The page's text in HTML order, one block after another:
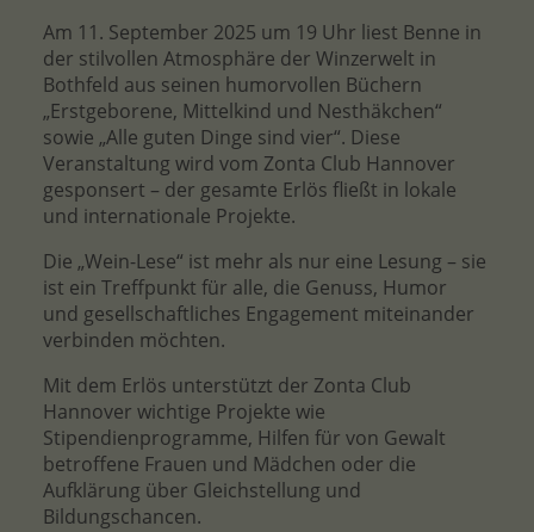
Am 11. September 2025 um 19 Uhr liest Benne in
der stilvollen Atmosphäre der Winzerwelt in
Bothfeld aus seinen humorvollen Büchern
„Erstgeborene, Mittelkind und Nesthäkchen“
sowie „Alle guten Dinge sind vier“. Diese
Veranstaltung wird vom Zonta Club Hannover
gesponsert – der gesamte Erlös fließt in lokale
und internationale Projekte.
Die „Wein-Lese“ ist mehr als nur eine Lesung – sie
ist ein Treffpunkt für alle, die Genuss, Humor
und gesellschaftliches Engagement miteinander
verbinden möchten.
Mit dem Erlös unterstützt der Zonta Club
Hannover wichtige Projekte wie
Stipendienprogramme, Hilfen für von Gewalt
betroffene Frauen und Mädchen oder die
Aufklärung über Gleichstellung und
Bildungschancen.